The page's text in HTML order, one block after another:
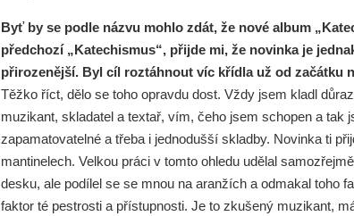
Byť by se podle názvu mohlo zdát, že nové album
předchozí „Katechismus“, přijde mi, že novinka je
přirozenější. Byl cíl roztáhnout víc křídla už od začátku
Těžko říct, dělo se toho opravdu dost. Vždy jsem kladl
muzikant, skladatel a textař, vím, čeho jsem schopen a tak
zapamatovatelné a třeba i jednodušší skladby. Novinka ti
mantinelech. Velkou práci v tomto ohledu udělal
desku, ale podílel se se mnou na aranžích a odmakal toho
faktor té pestrosti a přístupnosti. Je to zkušený muzikant,